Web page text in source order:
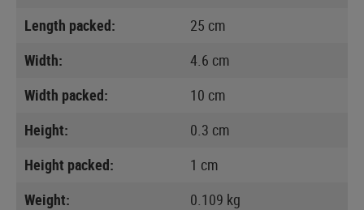
Length packed:
25 cm
Width:
4.6 cm
Width packed:
10 cm
Height:
0.3 cm
Height packed:
1 cm
Weight:
0.109 kg